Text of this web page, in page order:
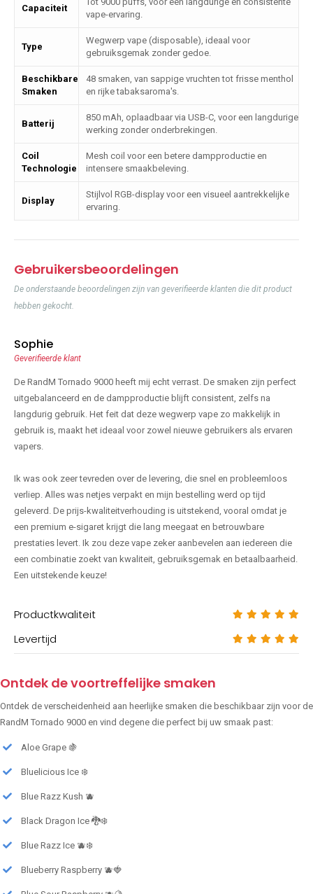
Capaciteit
vape-ervaring.
Type
Wegwerp vape (disposable), ideaal voor
gebruiksgemak zonder gedoe.
Beschikbare
Smaken
48 smaken, van sappige vruchten tot frisse menthol
en rijke tabaksaroma's.
Batterij
850 mAh, oplaadbaar via USB-C, voor een langdurige
werking zonder onderbrekingen.
Coil
Technologie
Mesh coil voor een betere dampproductie en
intensere smaakbeleving.
Display
Stijlvol RGB-display voor een visueel aantrekkelijke
ervaring.
Gebruikersbeoordelingen
De onderstaande beoordelingen zijn van geverifieerde klanten die dit product
hebben gekocht.
Sophie
Geverifieerde klant
De RandM Tornado 9000 heeft mij echt verrast. De smaken zijn perfect
uitgebalanceerd en de dampproductie blijft consistent, zelfs na
langdurig gebruik. Het feit dat deze wegwerp vape zo makkelijk in
gebruik is, maakt het ideaal voor zowel nieuwe gebruikers als ervaren
vapers.
Ik was ook zeer tevreden over de levering, die snel en probleemloos
verliep. Alles was netjes verpakt en mijn bestelling werd op tijd
geleverd. De prijs-kwaliteitverhouding is uitstekend, vooral omdat je
een premium e-sigaret krijgt die lang meegaat en betrouwbare
prestaties levert. Ik zou deze vape zeker aanbevelen aan iedereen die
een combinatie zoekt van kwaliteit, gebruiksgemak en betaalbaarheid.
Een uitstekende keuze!
Productkwaliteit
Levertijd
Ontdek de voortreffelijke smaken
Ontdek de verscheidenheid aan heerlijke smaken die beschikbaar zijn voor de
RandM Tornado 9000 en vind degene die perfect bij uw smaak past:
Aloe Grape 🍇
Bluelicious Ice ❄️
Blue Razz Kush 🫐
Black Dragon Ice 🐉❄️
Blue Razz Ice 🫐❄️
Blueberry Raspberry 🫐🍓